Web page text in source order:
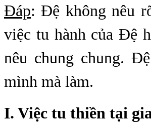
Đáp: Đệ không nêu
việc tu hành của Đệ
nêu chung chung.
mình mà làm.
I. Việc tu thiền tại